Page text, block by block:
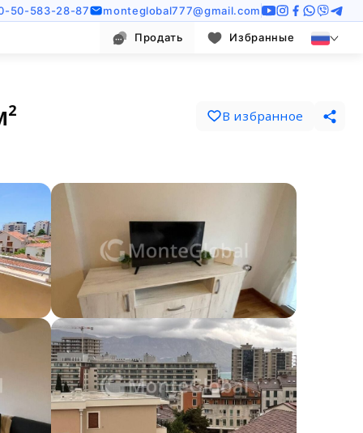
50-583-28-87 monteglobal777@gmail.com
Продать Избранные
В избранное